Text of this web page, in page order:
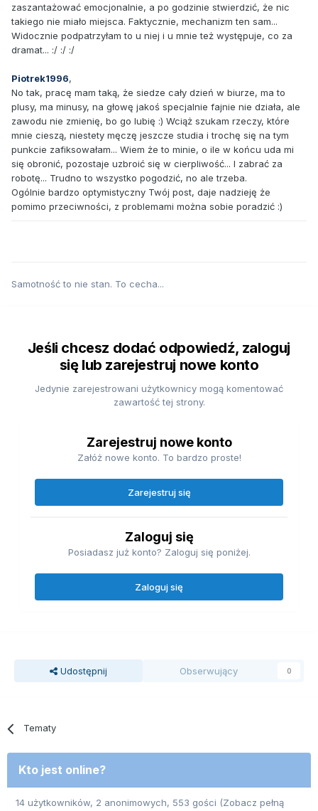
zaszantażować emocjonalnie, a po godzinie stwierdzić, że nic
takiego nie miało miejsca. Faktycznie, mechanizm ten sam...
Widocznie podpatrzyłam to u niej i u mnie też występuje, co za
dramat... :/ :/ :/
Piotrek1996,
No tak, pracę mam taką, że siedze cały dzień w biurze, ma to
plusy, ma minusy, na głowę jakoś specjalnie fajnie nie działa, ale
zawodu nie zmienię, bo go lubię :) Wciąż szukam rzeczy, które
mnie cieszą, niestety męczę jeszcze studia i trochę się na tym
punkcie zafiksowałam... Wiem że to minie, o ile w końcu uda mi
się obronić, pozostaje uzbroić się w cierpliwość... I zabrać za
robotę... Trudno to wszystko pogodzić, no ale trzeba.
Ogólnie bardzo optymistyczny Twój post, daje nadzieję że
pomimo przeciwności, z problemami można sobie poradzić :)
Samotność to nie stan. To cecha...
Jeśli chcesz dodać odpowiedź, zaloguj
się lub zarejestruj nowe konto
Jedynie zarejestrowani użytkownicy mogą komentować
zawartość tej strony.
Zarejestruj nowe konto
Załóż nowe konto. To bardzo proste!
Zarejestruj się
Zaloguj się
Posiadasz już konto? Zaloguj się poniżej.
Zaloguj się
Udostępnij Obserwujący 0
Tematy
Kto jest online?
14 użytkowników, 2 anonimowych, 553 gości (Zobacz pełną